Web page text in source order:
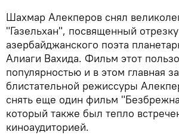
Шахмар Алекперов снял
"Газельхан", посвященный
азербайджанского поэта
Алиаги Вахида. Фильм этот
популярностью и в этом главная
блистательной режиссуры
снять еще один фильм
который также был тепло
киноаудиторией.